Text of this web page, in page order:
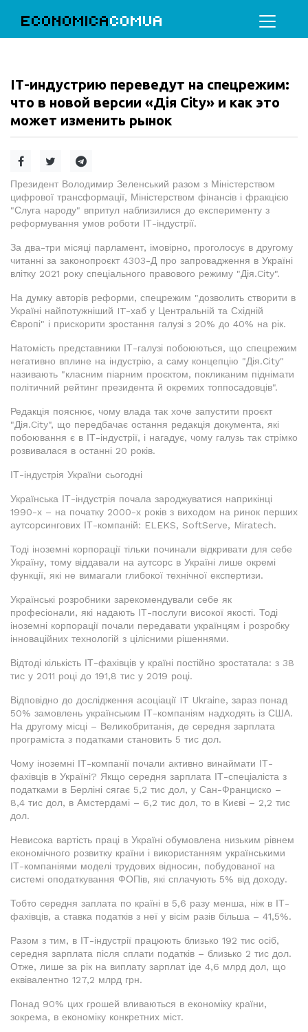
ECONOMICACOMUA
ІТ-индустрию переведут на спецрежим:
что в новой версии «Дія City» и как это
может изменить рынок
Президент Володимир Зеленський разом з Міністерством
цифрової трансформації, Міністерством фінансів і фракцією
"Слуга народу" впритул наблизилися до експерименту з
реформування умов роботи ІТ-індустрії.
За два-три місяці парламент, імовірно, проголосує в другому
читанні за законопроєкт 4303-Д про запровадження в Україні
влітку 2021 року спеціального правового режиму "Дія.City".
На думку авторів реформи, спецрежим "дозволить створити в
Україні найпотужніший IT-хаб у Центральній та Східній
Європі" і прискорити зростання галузі з 20% до 40% на рік.
Натомість представники ІТ-галузі побоюються, що спецрежим
негативно вплине на індустрію, а саму концепцію "Дія.City"
називають "класним піарним проєктом, покликаним піднімати
політичний рейтинг президента й окремих топпосадовців".
Редакція пояснює, чому влада так хоче запустити проєкт
"Дія.City", що передбачає остання редакція документа, які
побоювання є в ІТ-індустрії, і нагадує, чому галузь так стрімко
розвивалася в останні 20 років.
ІТ-індустрія України сьогодні
Українська ІТ-індустрія почала зароджуватися наприкінці
1990-х – на початку 2000-х років з виходом на ринок перших
аутсорсингових ІТ-компаній: ELEKS, SoftServe, Miratech.
Тоді іноземні корпорації тільки починали відкривати для себе
Україну, тому віддавали на аутсорс в Україні лише окремі
функції, які не вимагали глибокої технічної експертизи.
Українські розробники зарекомендували себе як
професіонали, які надають ІТ-послуги високої якості. Тоді
іноземні корпорації почали передавати українцям і розробку
інноваційних технологій з цілісними рішеннями.
Відтоді кількість ІТ-фахівців у країні постійно зростатала: з 38
тис у 2011 році до 191,8 тис у 2019 році.
Відповідно до дослідження асоціації IT Ukraine, зараз понад
50% замовлень українським ІТ-компаніям надходять із США.
На другому місці – Великобританія, де середня зарплата
програміста з податками становить 5 тис дол.
Чому іноземні ІТ-компанії почали активно винаймати ІТ-
фахівців в Україні? Якщо середня зарплата ІТ-спеціаліста з
податками в Берліні сягає 5,2 тис дол, у Сан-Франциско –
8,4 тис дол, в Амстердамі – 6,2 тис дол, то в Києві – 2,2 тис
дол.
Невисока вартість праці в Україні обумовлена низьким рівнем
економічного розвитку країни і використанням українськими
ІТ-компаніями моделі трудових відносин, побудованої на
системі оподаткування ФОПів, які сплачують 5% від доходу.
Тобто середня заплата по країні в 5,6 разу менша, ніж в ІТ-
фахівців, а ставка податків з неї у вісім разів більша – 41,5%.
Разом з тим, в ІТ-індустрії працюють близько 192 тис осіб,
середня зарплата після сплати податків – близько 2 тис дол.
Отже, лише за рік на виплату зарплат іде 4,6 млрд дол, що
еквівалентно 127,2 млрд грн.
Понад 90% цих грошей вливаються в економіку країни,
зокрема, в економіку конкретних міст.